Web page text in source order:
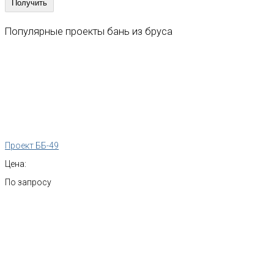
Популярные проекты бань из бруса
Проект ББ-49
Цена:
По запросу